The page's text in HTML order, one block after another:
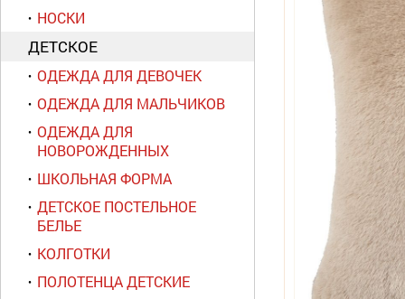
НОСКИ
ДЕТСКОЕ
ОДЕЖДА ДЛЯ ДЕВОЧЕК
ОДЕЖДА ДЛЯ МАЛЬЧИКОВ
ОДЕЖДА ДЛЯ
НОВОРОЖДЕННЫХ
ШКОЛЬНАЯ ФОРМА
ДЕТСКОЕ ПОСТЕЛЬНОЕ
БЕЛЬЕ
КОЛГОТКИ
ПОЛОТЕНЦА ДЕТСКИЕ